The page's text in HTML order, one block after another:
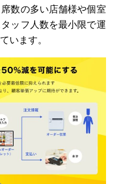
数の多い店舗様や個室
ッフ人数を最小限で運
います。